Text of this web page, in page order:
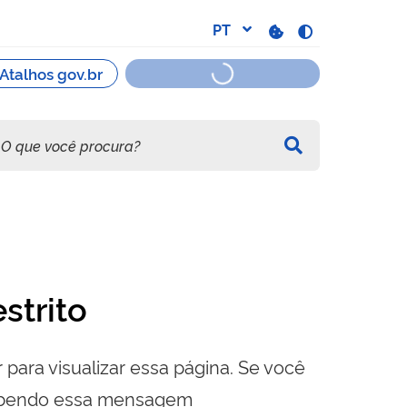
visualizar essa página. Se você
essa mensagem